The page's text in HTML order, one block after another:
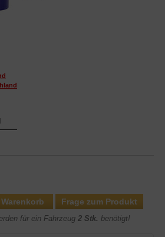
Frage zum Produkt
für ein Fahrzeug 2 Stk. benötigt!